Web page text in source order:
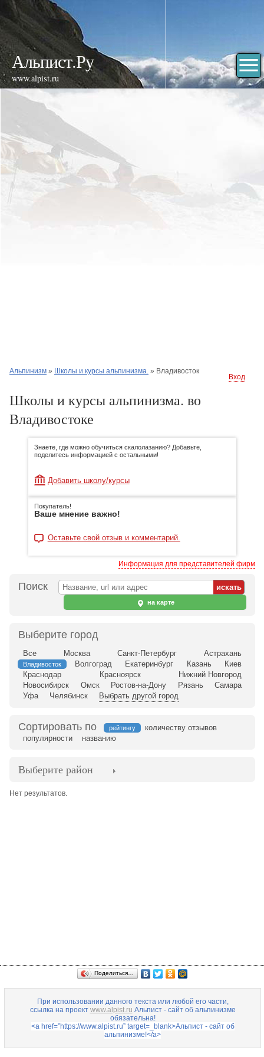
Альпист.Ру
www.alpist.ru
Альпинизм » Школы и курсы альпинизма. » Владивосток
Вход
Школы и курсы альпинизма. во
Владивостоке
Знаете, где можно обучиться скалолазанию? Добавьте,
поделитесь информацией с остальными!
Добавить школу/курсы
Покупатель!
Ваше мнение важно!
Оставьте свой отзыв и комментарий.
Информация для представителей фирм
Поиск
на карте
Выберите город
Все Москва Санкт-Петербург Астрахань
Владивосток Волгоград Екатеринбург Казань
Киев
Краснодар
Красноярск
Нижний Новгород
Новосибирск
Омск Ростов-на-Дону Рязань
Самара
Уфа
Челябинск Выбрать другой город
Сортировать по рейтингу
количеству отзывов
популярности
названию
Выберите район
Нет результатов.
Поделиться…
При использовании данного текста или любой его части,
ссылка на проект www.alpist.ru Альпист - сайт об альпинизме
обязательна!
<a href=”https://www.alpist.ru” target=_blank>Альпист - сайт об
альпинизме!</a>